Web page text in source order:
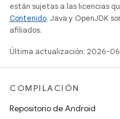
están sujetas a las licencias
Contenido. Java y OpenJDK
afiliados.
Última actualización: 2026-
COMPILACIÓN
Repositorio de Android